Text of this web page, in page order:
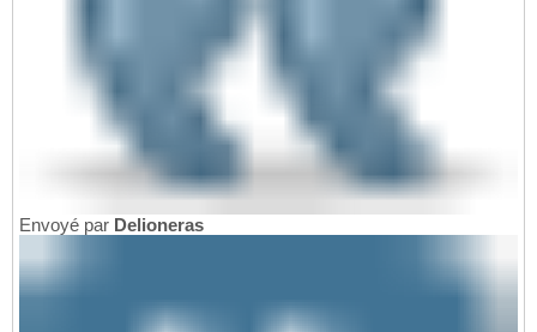
Envoyé par Delioneras